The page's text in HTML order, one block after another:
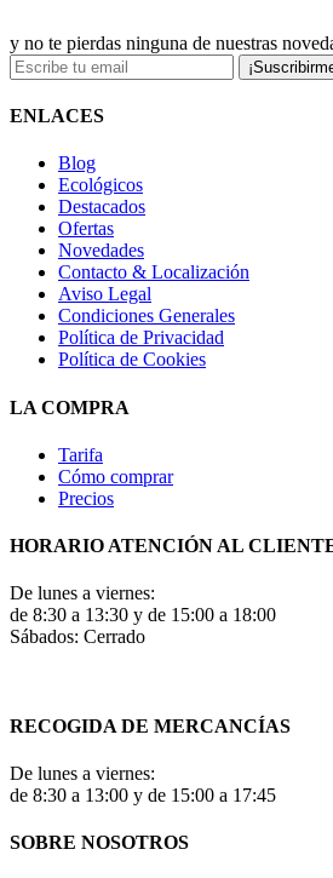
y no te pierdas ninguna de nuestras
ENLACES
Blog
Ecológicos
Destacados
Ofertas
Novedades
Contacto & Localización
Aviso Legal
Condiciones Generales
Política de Privacidad
Política de Cookies
LA COMPRA
Tarifa
Cómo comprar
Precios
HORARIO ATENCIÓN AL
De lunes a viernes:
de 8:30 a 13:30 y de 15:00 a 18:00
Sábados: Cerrado
RECOGIDA DE MERCANCÍAS
De lunes a viernes:
de 8:30 a 13:00 y de 15:00 a 17:45
SOBRE NOSOTROS